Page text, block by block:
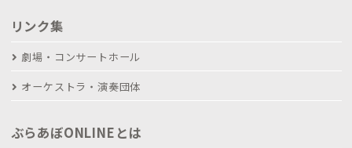
リンク集
劇場・コンサートホール
オーケストラ・演奏団体
ぶらあぼONLINEとは